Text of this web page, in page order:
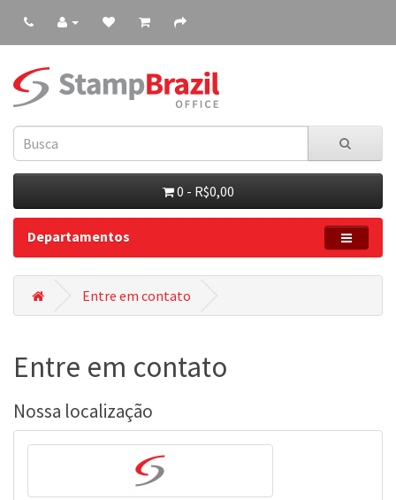
0 - R$0,00
Departamentos
Entre em contato
Entre em contato
Nossa localização